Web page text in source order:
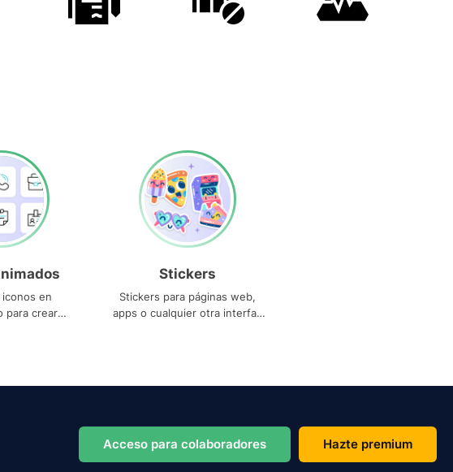
en
para crear
Stickers
Stickers para páginas web,
apps o cualquier otra interfaz
Acceso para colaboradores Hazte premium